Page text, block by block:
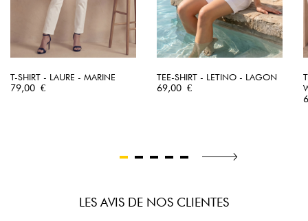
T-SHIRT - LAURE - MARINE
Prix
79,00 €
TEE-SHIRT - LETINO - LAGON
Prix
69,00 €
LES AVIS DE NOS CLIENTES